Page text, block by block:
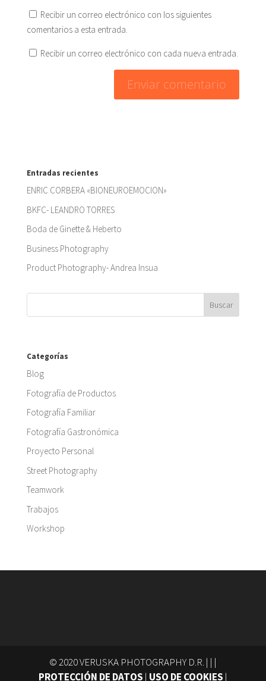
Recibir un correo electrónico con los siguientes
comentarios a esta entrada.
Recibir un correo electrónico con cada nueva entrada.
Entradas recientes
ENRIC CORBERA «BIONEUROEMOCION»
BKFC- LEANDRO TORRES
Boda de Ginette & Heberto
Business Photography
Product Photography- Andrea Insua
Categorías
Blog
Fotografía de Productos
Fotografía Familiar
Fotografía Gastronómica
Proyecto Personal
Street Photography
Teamwork
Trabajos
Workshop
© 2020 VERUSKA PHOTOGRAPHY D.R. | | |
PROTECCIÓN DE DATOS | USO DE COOKIES |